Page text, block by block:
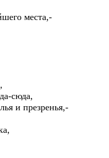
места,-
сюда,
и презренья,-